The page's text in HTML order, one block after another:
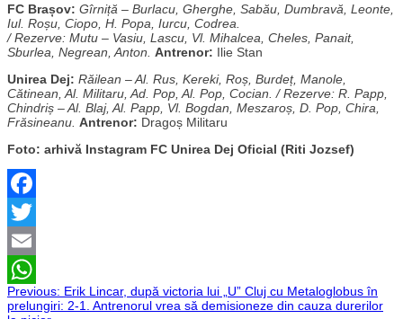
FC Brașov: Gîrniță – Burlacu, Gherghe, Sabău, Dumbravă, Leonte,
Iul. Roșu, Ciopo, H. Popa, Iurcu, Codrea.
/ Rezerve: Mutu – Vasiu, Lascu, Vl. Mihalcea, Cheles, Panait,
Sburlea, Negrean, Anton. Antrenor: Ilie Stan
Unirea Dej: Răilean – Al. Rus, Kereki, Roș, Burdeț, Manole,
Cătinean, Al. Militaru, Ad. Pop, Al. Pop, Cocian. / Rezerve: R. Papp,
Chindriș – Al. Blaj, Al. Papp, Vl. Bogdan, Meszaroș, D. Pop, Chira,
Frăsineanu. Antrenor: Dragoș Militaru
Foto: arhivă Instagram FC Unirea Dej Oficial (Riti Jozsef)
Facebook
Twitter
Email
WhatsApp
Navigare
Previous: Erik Lincar, după victoria lui „U” Cluj cu Metaloglobus în
prelungiri: 2-1. Antrenorul vrea să demisioneze din cauza durerilor